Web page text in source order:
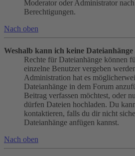
Moderator oder Administrator
Berechtigungen.
Nach oben
Weshalb kann ich keine Dateianhänge
Rechte für Dateianhänge können
einzelne Benutzer vergeben
Administration hat es
Dateianhänge in dem Forum
Beitrag verfassen möchtest, oder
dürfen Dateien hochladen. Du
kontaktieren, falls du dir nicht
Dateianhänge anfügen kannst.
Nach oben